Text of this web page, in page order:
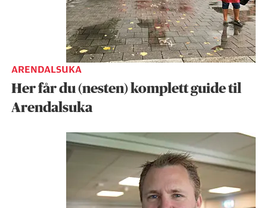
ARENDALSUKA
Her får du (nesten) komplett guide til
Arendalsuka